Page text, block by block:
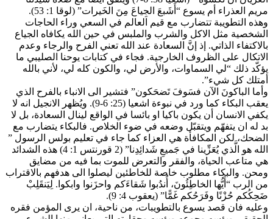
مريم العذراء أم يسوع “أَشَبعَ الجِياعَ مِنَ الخَيرات” (لوقا 1: 53).
وهذه التطويبة تتضارب مع قيم العالم في السعي وراء الحاجات
الشخصية مثل الاكل والشرب والملبس في حين الله يكافاه الجياع
بالاكتفاء الذاتي. إذ إنَّ السعادة عند الله تعني الفرح والرجاء وعدم
الاتكال على الظروف الخارجية. فجاء في كتابات يوحنا الصليبي ما
يؤكّد ذلك “لي السماوات، والأرض لي، والكون كله لي، لأني بالله
أمتلك كل شيء”.
وأما الباكونَ الآن فسَوفَ تَضحَكون” فتشير الى الانباء بالفرح الذي
يعقب البكاء كما ورد في نبوءة اشعيا (25: 6-9). ويُظهر الانجيل انه لا
يكفي الانسان أن يكون باكيا او بائسا في الواقع لينال السعادة، بل لا
بد له ان يتفهّم ويتقبّل وضعه في ضوء الخلاص. فالبكاء يتضارب مع
الضحك، لكن المكافأة هي العزاء كما جاء في تعليم بولس الرسول ”
الله هو الَّذي يُعَزِّينا في جَميعِ شَدائِدِنا” (2 قورنتس 1: 4) هذه الشدائد
هي متاعب الحياة، والفقر والتعرض للموت بما فيه من مضايق
ومحن. والبكاء مطلوب خاصة للخاطئين ليصلوا الى هدفهم بالاقتراب
من الرب “أَيُّها الخاطِئُونَ، أُندُبوا شَقاءَكم واحزَنوا وابكوا. لِيَنقَلِبْ
ضَحِكُكم حُزْنًا وفَرَحُكم غَمًّا” (يعقوب 4: 9).
وعليه فان قصد يسوع بالتطويبات، من ناحية، ان يرى المؤمن فقره